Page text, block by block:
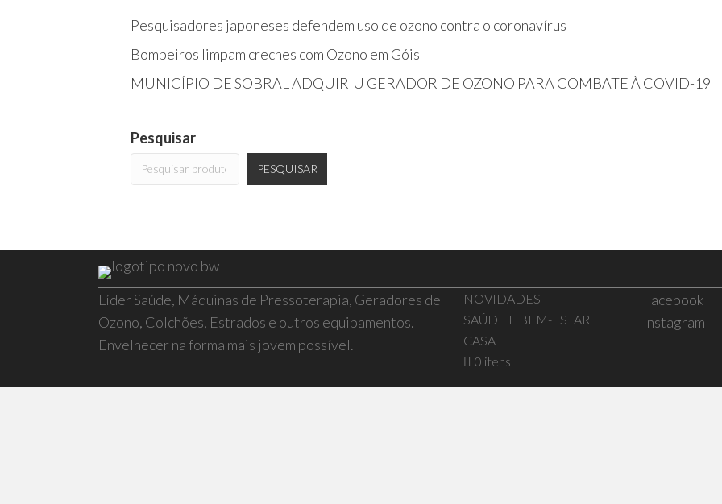
Pesquisadores japoneses defendem uso de ozono contra o coronavírus
Bombeiros limpam creches com Ozono em Góis
MUNICÍPIO DE SOBRAL ADQUIRIU GERADOR DE OZONO PARA COMBATE À COVID-19
Pesquisar
PESQUISAR
Líder Saúde, Máquinas de Pressoterapia, Geradores de
Ozono, Colchões, Estrados e outros equipamentos.
Envelhecer na forma mais jovem possível.
NOVIDADES
SAÚDE E BEM-ESTAR
CASA
0 itens
Facebook
Instagram